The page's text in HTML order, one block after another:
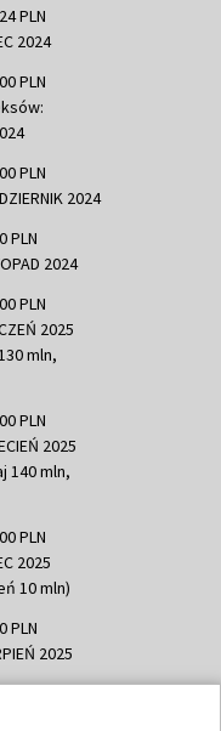
PLN
2024
PLN
PLN
2024
PLN
2024
PLN
2025
mln,
PLN
2025
140 mln,
PLN
2025
10 mln)
PLN
2025
PLN